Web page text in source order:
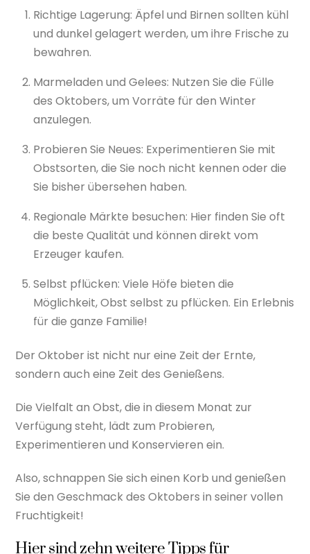
Richtige Lagerung: Äpfel und Birnen sollten kühl
und dunkel gelagert werden, um ihre Frische zu
bewahren.
Marmeladen und Gelees: Nutzen Sie die Fülle
des Oktobers, um Vorräte für den Winter
anzulegen.
Probieren Sie Neues: Experimentieren Sie mit
Obstsorten, die Sie noch nicht kennen oder die
Sie bisher übersehen haben.
Regionale Märkte besuchen: Hier finden Sie oft
die beste Qualität und können direkt vom
Erzeuger kaufen.
Selbst pflücken: Viele Höfe bieten die
Möglichkeit, Obst selbst zu pflücken. Ein Erlebnis
für die ganze Familie!
Der Oktober ist nicht nur eine Zeit der Ernte,
sondern auch eine Zeit des Genießens.
Die Vielfalt an Obst, die in diesem Monat zur
Verfügung steht, lädt zum Probieren,
Experimentieren und Konservieren ein.
Also, schnappen Sie sich einen Korb und genießen
Sie den Geschmack des Oktobers in seiner vollen
Fruchtigkeit!
Hier sind zehn weitere Tipps für